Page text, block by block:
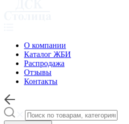
О компании
Каталог ЖБИ
Распродажа
Отзывы
Контакты